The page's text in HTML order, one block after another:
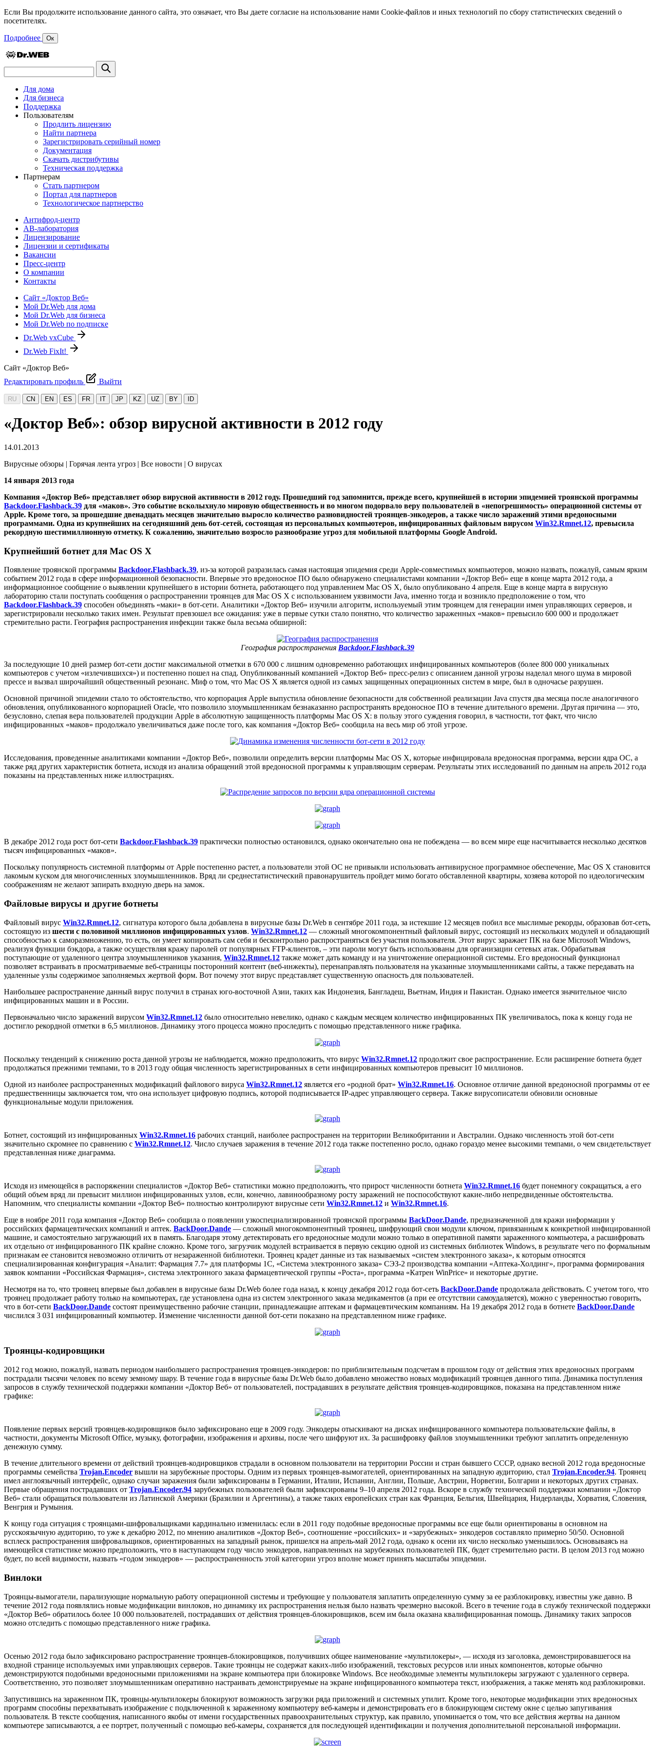
Если Вы продолжите использование данного сайта, это означает, что Вы даете согласие на использование нами Cookie-файлов и иных технологий по сбору статистических сведений о
посетителях.
Подробнее Ок
Для дома
Для бизнеса
Поддержка
Пользователям
Продлить лицензию
Найти партнера
Зарегистрировать серийный номер
Документация
Скачать дистрибутивы
Техническая поддержка
Партнерам
Стать партнером
Портал для партнеров
Технологическое партнерство
Антифрод-центр
АВ-лаборатория
Лицензирование
Лицензии и сертификаты
Вакансии
Пресс-центр
О компании
Контакты
Сайт «Доктор Веб»
Мой Dr.Web для дома
Мой Dr.Web для бизнеса
Мой Dr.Web по подписке
Dr.Web vxCube
Dr.Web FixIt!
Сайт «Доктор Веб»
Редактировать профиль
Выйти
RU CN EN ES FR IT JP KZ UZ BY ID
«Доктор Веб»: обзор вирусной активности в 2012 году
14.01.2013
Вирусные обзоры | Горячая лента угроз | Все новости | О вирусах
14 января 2013 года
Компания «Доктор Веб» представляет обзор вирусной активности в 2012 году. Прошедший год запомнится, прежде всего, крупнейшей в истории эпидемией троянской программы
Backdoor.Flashback.39 для «маков». Это событие всколыхнуло мировую общественность и во многом подорвало веру пользователей в «непогрешимость» операционной системы от
Apple. Кроме того, за прошедшие двенадцать месяцев значительно выросло количество разновидностей троянцев-энкодеров, а также число заражений этими вредоносными
программами. Одна из крупнейших на сегодняшний день бот-сетей, состоящая из персональных компьютеров, инфицированных файловым вирусом Win32.Rmnet.12, превысила
рекордную шестимиллионную отметку. К сожалению, значительно возросло разнообразие угроз для мобильной платформы Google Android.
Крупнейший ботнет для Mac OS X
Появление троянской программы Backdoor.Flashback.39, из-за которой разразилась самая настоящая эпидемия среди Apple-совместимых компьютеров, можно назвать, пожалуй, самым ярким
событием 2012 года в сфере информационной безопасности. Впервые это вредоносное ПО было обнаружено специалистами компании «Доктор Веб» еще в конце марта 2012 года, а
информационное сообщение о выявлении крупнейшего в истории ботнета, работающего под управлением Mac OS X, было опубликовано 4 апреля. Еще в конце марта в вирусную
лабораторию стали поступать сообщения о распространении троянцев для Mac OS X с использованием уязвимости Java, именно тогда и возникло предположение о том, что
Backdoor.Flashback.39 способен объединять «маки» в бот-сети. Аналитики «Доктор Веб» изучили алгоритм, используемый этим троянцем для генерации имен управляющих серверов, и
зарегистрировали несколько таких имен. Результат превзошел все ожидания: уже в первые сутки стало понятно, что количество зараженных «маков» превысило 600 000 и продолжает
стремительно расти. География распространения инфекции также была весьма обширной:
География распространения Backdoor.Flashback.39
За последующие 10 дней размер бот-сети достиг максимальной отметки в 670 000 с лишним одновременно работающих инфицированных компьютеров (более 800 000 уникальных
компьютеров с учетом «излечившихся») и постепенно пошел на спад. Опубликованный компанией «Доктор Веб» пресс-релиз с описанием данной угрозы наделал много шума в мировой
прессе и вызвал широчайший общественный резонанс. Миф о том, что Mac OS X является одной из самых защищенных операционных систем в мире, был в одночасье разрушен.
Основной причиной эпидемии стало то обстоятельство, что корпорация Apple выпустила обновление безопасности для собственной реализации Java спустя два месяца после аналогичного
обновления, опубликованного корпорацией Oracle, что позволило злоумышленникам безнаказанно распространять вредоносное ПО в течение длительного времени. Другая причина — это,
безусловно, слепая вера пользователей продукции Apple в абсолютную защищенность платформы Mac OS X: в пользу этого суждения говорил, в частности, тот факт, что число
инфицированных «маков» продолжало увеличиваться даже после того, как компания «Доктор Веб» сообщила на весь мир об этой угрозе.
Исследования, проведенные аналитиками компании «Доктор Веб», позволили определить версии платформы Mac OS X, которые инфицировала вредоносная программа, версии ядра ОС, а
также ряд других характеристик ботнета, исходя из анализа обращений этой вредоносной программы к управляющим серверам. Результаты этих исследований по данным на апрель 2012 года
показаны на представленных ниже иллюстрациях.
В декабре 2012 года рост бот-сети Backdoor.Flashback.39 практически полностью остановился, однако окончательно она не побеждена — во всем мире еще насчитывается несколько десятков
тысяч инфицированных «маков».
Поскольку популярность системной платформы от Apple постепенно растет, а пользователи этой ОС не привыкли использовать антивирусное программное обеспечение, Mac OS X становится
лакомым куском для многочисленных злоумышленников. Вряд ли среднестатистический правонарушитель пройдет мимо богато обставленной квартиры, хозяева которой по идеологическим
соображениям не желают запирать входную дверь на замок.
Файловые вирусы и другие ботнеты
Файловый вирус Win32.Rmnet.12, сигнатура которого была добавлена в вирусные базы Dr.Web в сентябре 2011 года, за истекшие 12 месяцев побил все мыслимые рекорды, образовав бот-сеть,
состоящую из шести с половиной миллионов инфицированных узлов. Win32.Rmnet.12 — сложный многокомпонентный файловый вирус, состоящий из нескольких модулей и обладающий
способностью к саморазмножению, то есть, он умеет копировать сам себя и бесконтрольно распространяться без участия пользователя. Этот вирус заражает ПК на базе Microsoft Windows,
реализуя функции бэкдора, а также осуществляя кражу паролей от популярных FTP-клиентов, – эти пароли могут быть использованы для организации сетевых атак. Обрабатывая
поступающие от удаленного центра злоумышленников указания, Win32.Rmnet.12 также может дать команду и на уничтожение операционной системы. Его вредоносный функционал
позволяет встраивать в просматриваемые веб-страницы посторонний контент (веб-инжекты), перенаправлять пользователя на указанные злоумышленниками сайты, а также передавать на
удаленные узлы содержимое заполняемых жертвой форм. Вот почему этот вирус представляет существенную опасность для пользователей.
Наибольшее распространение данный вирус получил в странах юго-восточной Азии, таких как Индонезия, Бангладеш, Вьетнам, Индия и Пакистан. Однако имеется значительное число
инфицированных машин и в России.
Первоначально число заражений вирусом Win32.Rmnet.12 было относительно невелико, однако с каждым месяцем количество инфицированных ПК увеличивалось, пока к концу года не
достигло рекордной отметки в 6,5 миллионов. Динамику этого процесса можно проследить с помощью представленного ниже графика.
Поскольку тенденций к снижению роста данной угрозы не наблюдается, можно предположить, что вирус Win32.Rmnet.12 продолжит свое распространение. Если расширение ботнета будет
продолжаться прежними темпами, то в 2013 году общая численность зарегистрированных в сети инфицированных компьютеров превысит 10 миллионов.
Одной из наиболее распространенных модификаций файлового вируса Win32.Rmnet.12 является его «родной брат» Win32.Rmnet.16. Основное отличие данной вредоносной программы от ее
предшественницы заключается том, что она использует цифровую подпись, которой подписывается IP-адрес управляющего сервера. Также вирусописатели обновили основные
функциональные модули приложения.
Ботнет, состоящий из инфицированных Win32.Rmnet.16 рабочих станций, наиболее распространен на территории Великобритании и Австралии. Однако численность этой бот-сети
значительно скромнее по сравнению с Win32.Rmnet.12. Число случаев заражения в течение 2012 года также постепенно росло, однако гораздо менее высокими темпами, о чем свидетельствует
представленная ниже диаграмма.
Исходя из имеющейся в распоряжении специалистов «Доктор Веб» статистики можно предположить, что прирост численности ботнета Win32.Rmnet.16 будет понемногу сокращаться, а его
общий объем вряд ли превысит миллион инфицированных узлов, если, конечно, лавинообразному росту заражений не поспособствуют какие-либо непредвиденные обстоятельства.
Напомним, что специалисты компании «Доктор Веб» полностью контролируют вирусные сети Win32.Rmnet.12 и Win32.Rmnet.16.
Еще в ноябре 2011 года компания «Доктор Веб» сообщила о появлении узкоспециализированной троянской программы BackDoor.Dande, предназначенной для кражи информации у
российских фармацевтических компаний и аптек. BackDoor.Dande — сложный многокомпонентный троянец, шифрующий свои модули ключом, привязанным к конкретной инфицированной
машине, и самостоятельно загружающий их в память. Благодаря этому детектировать его вредоносные модули можно только в оперативной памяти зараженного компьютера, а расшифровать
их отдельно от инфицированного ПК крайне сложно. Кроме того, загрузчик модулей встраивается в первую секцию одной из системных библиотек Windows, в результате чего по формальным
признакам ее становится невозможно отличить от незараженной библиотеки. Троянец крадет данные из так называемых «систем электронного заказа», к которым относятся
специализированная конфигурация «Аналит: Фармация 7.7» для платформы 1С, «Система электронного заказа» СЭЗ-2 производства компании «Аптека-Холдинг», программа формирования
заявок компании «Российская Фармация», система электронного заказа фармацевтической группы «Роста», программа «Катрен WinPrice» и некоторые другие.
Несмотря на то, что троянец впервые был добавлен в вирусные базы Dr.Web более года назад, к концу декабря 2012 года бот-сеть BackDoor.Dande продолжала действовать. С учетом того, что
троянец продолжает работу только на компьютерах, где установлена одна из систем электронного заказа медикаментов (а при ее отсутствии самоудаляется), можно с уверенностью говорить,
что в бот-сети BackDoor.Dande состоят преимущественно рабочие станции, принадлежащие аптекам и фармацевтическим компаниям. На 19 декабря 2012 года в ботнете BackDoor.Dande
числился 3 031 инфицированный компьютер. Изменение численности данной бот-сети показано на представленном ниже графике.
Троянцы-кодировщики
2012 год можно, пожалуй, назвать периодом наибольшего распространения троянцев-энкодеров: по приблизительным подсчетам в прошлом году от действия этих вредоносных программ
пострадали тысячи человек по всему земному шару. В течение года в вирусные базы Dr.Web было добавлено множество новых модификаций троянцев данного типа. Динамика поступления
запросов в службу технической поддержки компании «Доктор Веб» от пользователей, пострадавших в результате действия троянцев-кодировщиков, показана на представленном ниже
графике:
Появление первых версий троянцев-кодировщиков было зафиксировано еще в 2009 году. Энкодеры отыскивают на дисках инфицированного компьютера пользовательские файлы, в
частности, документы Microsoft Office, музыку, фотографии, изображения и архивы, после чего шифруют их. За расшифровку файлов злоумышленники требуют заплатить определенную
денежную сумму.
В течение длительного времени от действий троянцев-кодировщиков страдали в основном пользователи на территории России и стран бывшего СССР, однако весной 2012 года вредоносные
программы семейства Trojan.Encoder вышли на зарубежные просторы. Одним из первых троянцев-вымогателей, ориентированных на западную аудиторию, стал Trojan.Encoder.94. Троянец
имел англоязычный интерфейс, однако случаи заражения были зафиксированы в Германии, Италии, Испании, Англии, Польше, Австрии, Норвегии, Болгарии и некоторых других странах.
Первые обращения пострадавших от Trojan.Encoder.94 зарубежных пользователей были зафиксированы 9–10 апреля 2012 года. Вскоре в службу технической поддержки компании «Доктор
Веб» стали обращаться пользователи из Латинской Америки (Бразилии и Аргентины), а также таких европейских стран как Франция, Бельгия, Швейцария, Нидерланды, Хорватия, Словения,
Венгрия и Румыния.
К концу года ситуация с троянцами-шифровальщиками кардинально изменилась: если в 2011 году подобные вредоносные программы все еще были ориентированы в основном на
русскоязычную аудиторию, то уже к декабрю 2012, по мнению аналитиков «Доктор Веб», соотношение «российских» и «зарубежных» энкодеров составляло примерно 50/50. Основной
всплеск распространения шифровальщиков, ориентированных на западный рынок, пришелся на апрель-май 2012 года, однако к осени их число несколько уменьшилось. Основываясь на
имеющейся статистике можно предположить, что в наступающем году число энкодеров, направленных на зарубежных пользователей ПК, будет стремительно расти. В целом 2013 год можно
будет, по всей видимости, назвать «годом энкодеров» — распространенность этой категории угроз вполне может принять масштабы эпидемии.
Винлоки
Троянцы-вымогатели, парализующие нормальную работу операционной системы и требующие у пользователя заплатить определенную сумму за ее разблокировку, известны уже давно. В
течение 2012 года появлялись новые модификации винлоков, но динамику их распространения нельзя было назвать чрезмерно высокой. Всего в течение года в службу технической поддержки
«Доктор Веб» обратилось более 10 000 пользователей, пострадавших от действия троянцев-блокировщиков, всем им была оказана квалифицированная помощь. Динамику таких запросов
можно отследить с помощью представленного ниже графика.
Осенью 2012 года было зафиксировано распространение троянцев-блокировщиков, получивших общее наименование «мультилокеры», — исходя из заголовка, демонстрировавшегося на
входной странице используемых ими управляющих серверов. Такие троянцы не содержат каких-либо изображений, текстовых ресурсов или иных компонентов, которые обычно
демонстрируются подобными вредоносными приложениями на экране компьютера при блокировке Windows. Все необходимые элементы мультилокеры загружают с удаленного сервера.
Соответственно, это позволяет злоумышленникам оперативно настраивать демонстрируемые на экране инфицированного компьютера текст, изображения, а также менять код разблокировки.
Запустившись на зараженном ПК, троянцы-мультилокеры блокируют возможность загрузки ряда приложений и системных утилит. Кроме того, некоторые модификации этих вредоносных
программ способны перехватывать изображение с подключенной к зараженному компьютеру веб-камеры и демонстрировать его в блокирующем систему окне с целью запугивания
пользователя. В тексте сообщения, написанного якобы от имени государственных правоохранительных структур, как правило, упоминается о том, что все действия жертвы на данном
компьютере записываются, а ее портрет, полученный с помощью веб-камеры, сохраняется для последующей идентификации и получения дополнительной персональной информации.